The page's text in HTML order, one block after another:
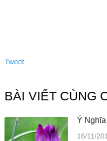
Tweet
BÀI VIẾT CÙNG
Ý
16/11/